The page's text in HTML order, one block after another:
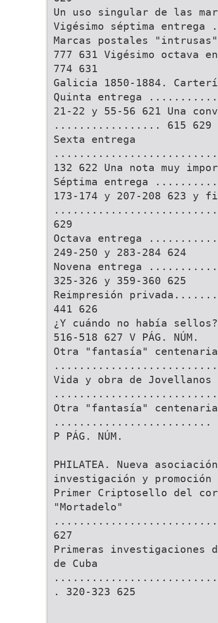
Un uso singular de las
Vigésimo séptima
Marcas postales
777 631 Vigésimo
774 631
Galicia 1850-1884.
Quinta entrega
21-22 y 55-56 621 Una
................. 615 629
Sexta entrega
132 622 Una nota muy
Séptima entrega
173-174 y 207-208 623 y
629
Octava entrega
249-250 y 283-284 624
Novena entrega
325-326 y 359-360 625
Reimpresión
441 626
¿Y cuándo no había
516-518 627 V PÁG. NÚM.
Otra "fantasía"
..........................
Vida y obra de Jovellanos
Otra "fantasía"
.........................
P PÁG. NÚM.
PHILATEA. Nueva
investigación y
Primer Criptosello del
"Mortadelo"
627
Primeras investigaciones
de Cuba
. 320-323 625